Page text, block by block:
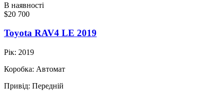
В наявності
$20 700
Toyota RAV4 LE 2019
Рік: 2019
Коробка: Автомат
Привід: Передній